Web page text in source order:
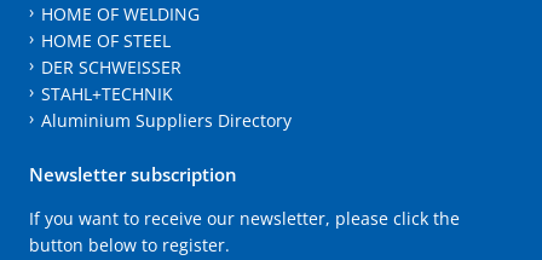
HOME OF WELDING
HOME OF STEEL
DER SCHWEISSER
STAHL+TECHNIK
Aluminium Suppliers Directory
Newsletter subscription
If you want to receive our newsletter, please click the
button below to register.